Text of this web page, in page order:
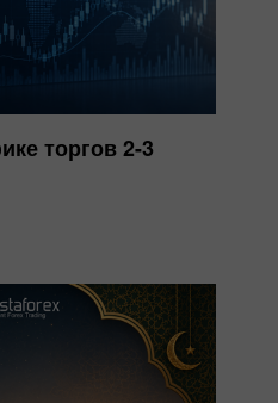
торгов 2-3